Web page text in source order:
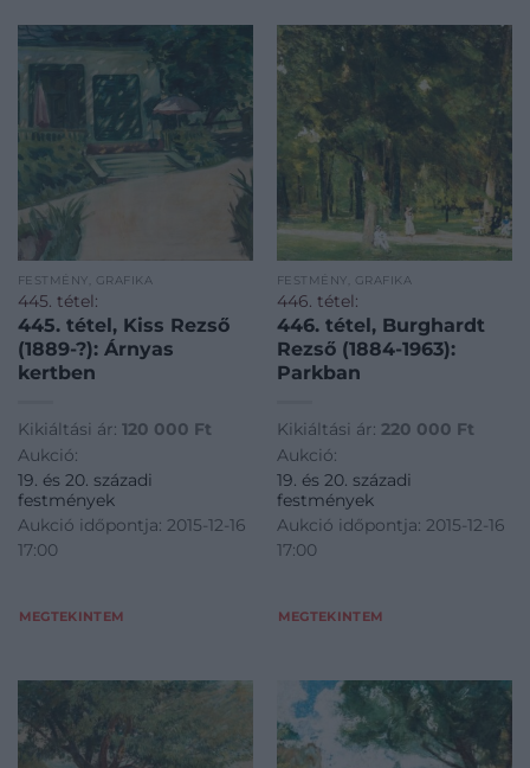
FESTMÉNY, GRAFIKA
445. tétel:
445. tétel, Kiss Rezső
(1889-?): Árnyas
kertben
Kikiáltási ár: 120 000 Ft
Aukció:
19. és 20. századi
festmények
Aukció időpontja: 2015-12-16
17:00
MEGTEKINTEM
FESTMÉNY, GRAFIKA
446. tétel:
446. tétel, Burghardt
Rezső (1884-1963):
Parkban
Kikiáltási ár: 220 000 Ft
Aukció:
19. és 20. századi
festmények
Aukció időpontja: 2015-12-16
17:00
MEGTEKINTEM